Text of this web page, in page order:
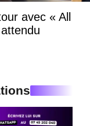
avec « All